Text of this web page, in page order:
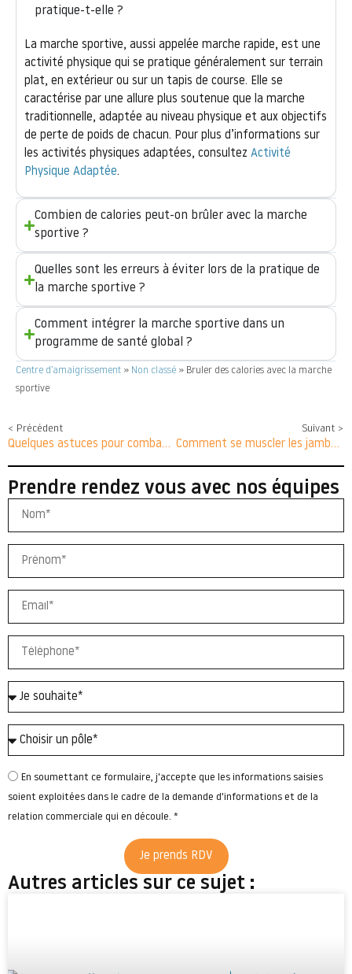
pratique-t-elle ?
La marche sportive, aussi appelée marche rapide, est une
activité physique qui se pratique généralement sur terrain
plat, en extérieur ou sur un tapis de course. Elle se
caractérise par une allure plus soutenue que la marche
traditionnelle, adaptée au niveau physique et aux objectifs
de perte de poids de chacun. Pour plus d’informations sur
les activités physiques adaptées, consultez Activité
Physique Adaptée.
Combien de calories peut-on brûler avec la marche
sportive ?
Quelles sont les erreurs à éviter lors de la pratique de
la marche sportive ?
Comment intégrer la marche sportive dans un
programme de santé global ?
Centre d’amaigrissement » Non classé » Bruler des calories avec la marche
sportive
< Précédent
Quelques astuces pour combattre le froid
Suivant >
Comment se muscler les jambes sans matériel ?
Prendre rendez vous avec nos équipes
En soumettant ce formulaire, j'accepte que les informations saisies
soient exploitées dans le cadre de la demande d'informations et de la
relation commerciale qui en découle. *
Je prends RDV
Autres articles sur ce sujet :